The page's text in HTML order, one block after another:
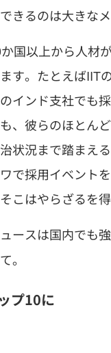
きるのは大きな
国以上から人材
す。たとえばIIT
インド支社でも
、彼らのほとん
状況まで踏まえ
で採用イベント
こはやらざるを
ースは国内でも
。
プ10に